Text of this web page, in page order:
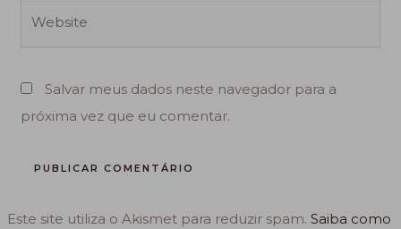
Salvar meus dados neste navegador para a
próxima vez que eu comentar.
Este site utiliza o Akismet para reduzir spam.Saiba como